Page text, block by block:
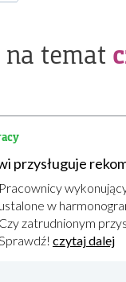
temat
przysługuje
Pracownicy
ustalone w
Czy zatrudnionym
czytaj dalej